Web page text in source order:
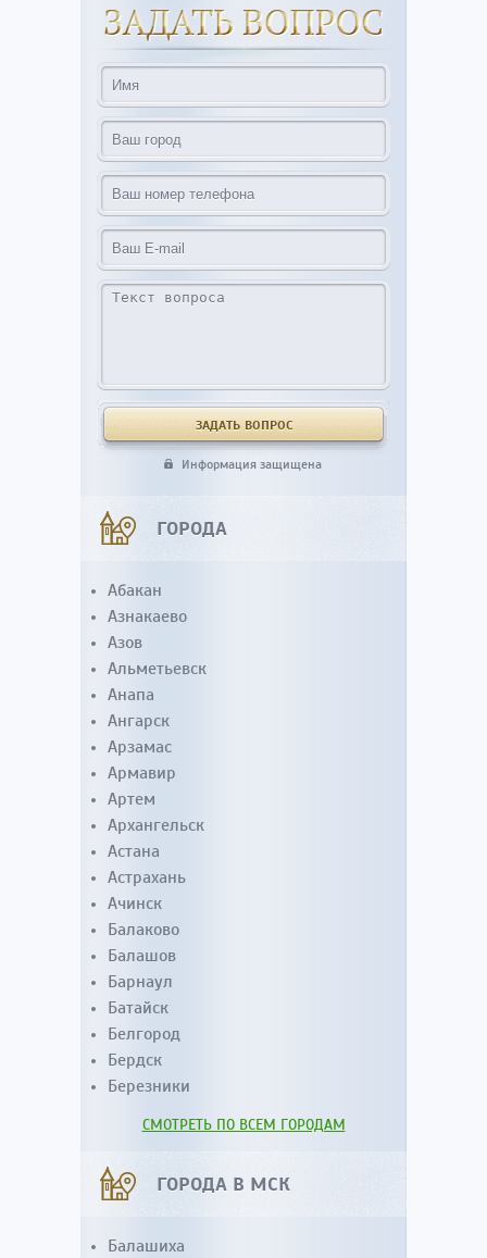
Информация защищена
ГОРОДА
Абакан
Азнакаево
Азов
Альметьевск
Анапа
Ангарск
Арзамас
Армавир
Артем
Архангельск
Астана
Астрахань
Ачинск
Балаково
Балашов
Барнаул
Батайск
Белгород
Бердск
Березники
СМОТРЕТЬ ПО ВСЕМ ГОРОДАМ
ГОРОДА В МСК
Балашиха